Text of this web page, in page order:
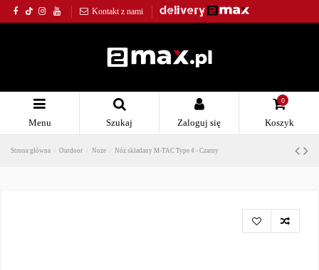
Kontakt z nami
Menu Szukaj Zaloguj się
0
Koszyk
Strona główna Outdoor Noże Nóż składany M-TAC Type 4 - Czarny